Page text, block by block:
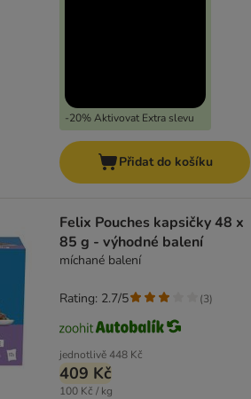
-20% Aktivovat Extra slevu
Přidat do košíku
Felix Pouches kapsičky 48 x
85 g - výhodné balení
míchané balení
jednotlivě448 Kč
409 Kč
100 Kč / kg
Rating: 2.7/5 (3)